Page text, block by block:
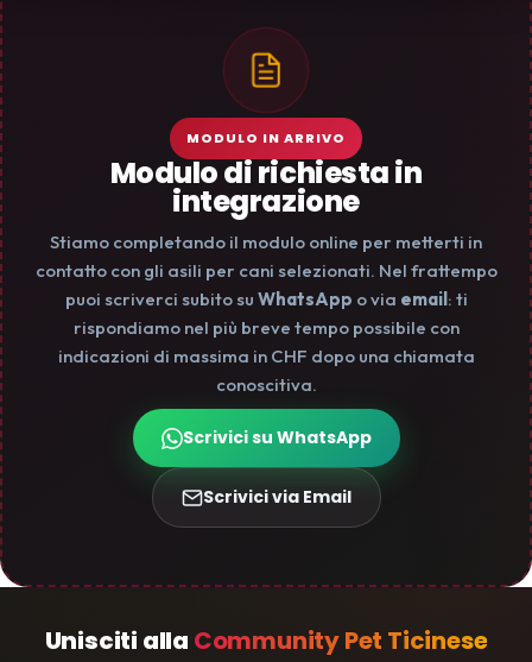
MODULO IN ARRIVO
Modulo di richiesta in
integrazione
Stiamo completando il modulo online per metterti in
contatto con gli asili per cani selezionati. Nel frattempo
puoi scriverci subito su WhatsApp o via email: ti
rispondiamo nel più breve tempo possibile con
indicazioni di massima in CHF dopo una chiamata
conoscitiva.
Scrivici su WhatsApp
Scrivici via Email
Unisciti alla Community Pet Ticinese